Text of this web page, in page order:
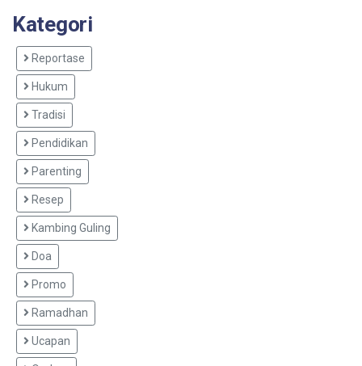
Kategori
Reportase
Hukum
Tradisi
Pendidikan
Parenting
Resep
Kambing Guling
Doa
Promo
Ramadhan
Ucapan